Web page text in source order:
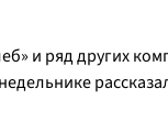
и ряд других